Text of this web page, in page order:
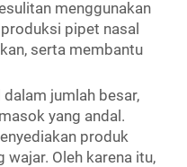
menggunakan
pipet nasal
serta membantu
jumlah besar,
yang andal.
produk
wajar. Oleh karena itu,